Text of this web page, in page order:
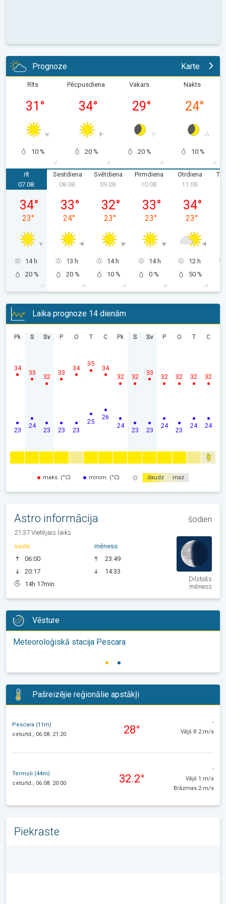
Prognoze Karte
Rīts
31 °
10 %
Pēcpusdiena
34°
20 %
Vakars
29°
20 %
Nakts
24°
10 %
rīt
piektdiena, 07.08.
07.08.
34°
23°
14 h
20 %
Sestdiena
08.08.
33°
24°
13 h
20 %
Svētdiena
09.08.
32°
23°
14 h
10 %
Pirmdiena
10.08.
33°
23°
14 h
0 %
Otrdiena
11.08.
34°
23°
12 h
50 %
Laika prognoze 14 dienām
Pk
23
34
S
24
33
Sv
23
32
P
23
33
O
23
34
T
25
35
C
26
34
Pk
24
32
S
23
32
Sv
23
33
P
24
32
O
23
32
T
24
32
C
24
32
maks. (°C) minim. (°C) daudz maz
Astro informācija šodien
21:37 Vietējais laiks
saule
06:00
20:17
14h 17min.
mēness
23:49
14:33
Dilstošs
mēness
Vēsture
Meteoroloģiskā stacija Pescara
Pašreizējie reģionālie apstākļi
Pescara (11m)
ceturtd., 06.08. 21:20
28°
-
Vējš R 2 m/s
Termoli (44m)
ceturtd., 06.08. 20:00
32.2°
-
Vējš 1 m/s
Brāzmas 2 m/s
Piekraste